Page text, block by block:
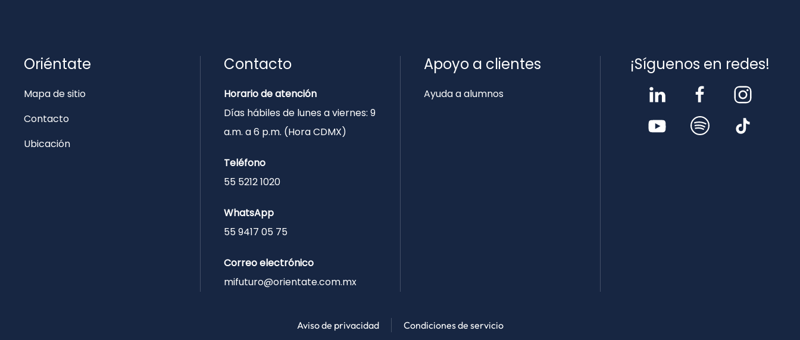
Oriéntate
Mapa de sitio
Contacto
Ubicación
Contacto
Horario de atención
Días hábiles de lunes a viernes: 9
a.m. a 6 p.m. (Hora CDMX)
Teléfono
55 5212 1020
WhatsApp
55 9417 05 75
Correo electrónico
mifuturo@orientate.com.mx
Apoyo a clientes
Ayuda a alumnos
¡Síguenos en redes!
Aviso de privacidad Condiciones de servicio